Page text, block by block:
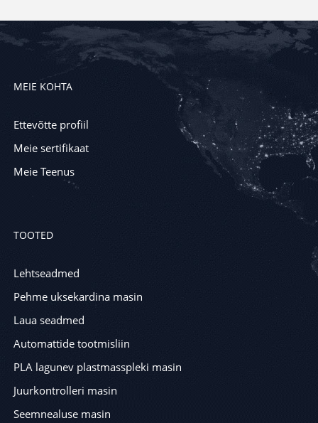
MEIE KOHTA
Ettevõtte profiil
Meie sertifikaat
Meie Teenus
TOOTED
Lehtseadmed
Pehme uksekardina masin
Laua seadmed
Automattide tootmisliin
PLA lagunev plastmasspleki masin
Juurkontrolleri masin
Seemnealuse masin